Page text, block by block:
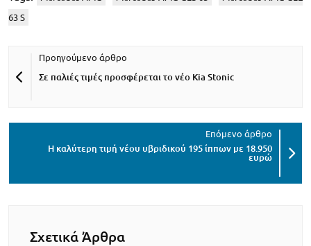
63 S
Σε παλιές τιμές προσφέρεται το νέο Kia Stonic
Η καλύτερη τιμή νέου υβριδικού 195 ίππων με 18.950
ευρώ
Σχετικά Άρθρα